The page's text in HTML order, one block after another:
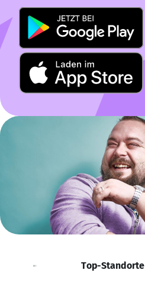
Positionen Top-Standorte